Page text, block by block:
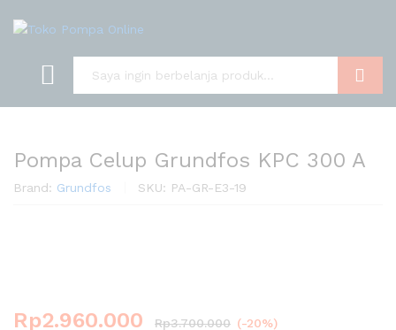
Cari
Pompa Celup Grundfos KPC 300 A
Brand: Grundfos SKU: PA-GR-E3-19
Rp2.960.000 Rp3.700.000 (-20%)